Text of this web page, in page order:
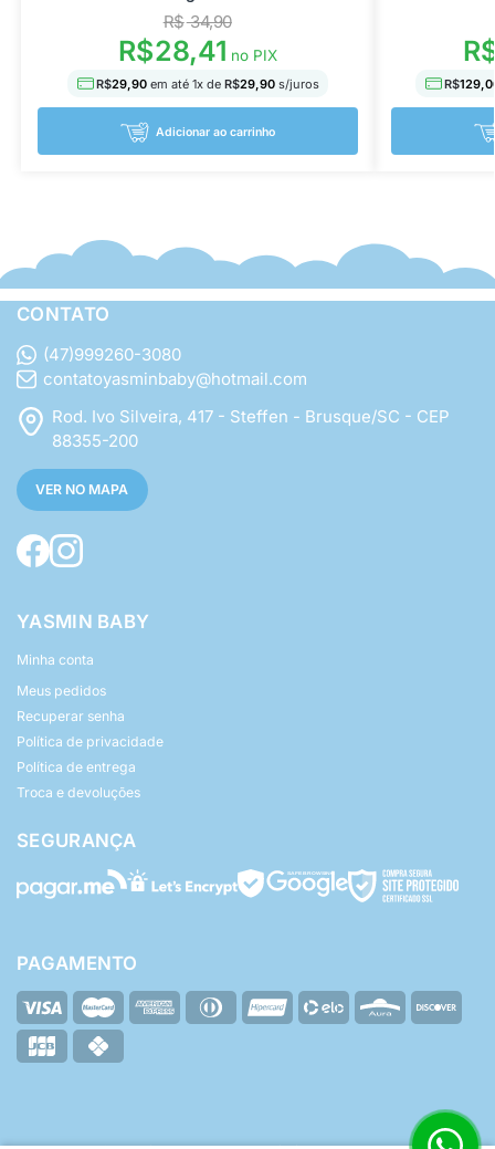
R$34,90
R$28,41 no PIX
R$29,90 em até 1x de R$29,90s/juros
Adicionar ao carrinho
R$
CONTATO
(47)999260-3080
contatoyasminbaby@hotmail.com
Rod. Ivo Silveira, 417 - Steffen - Brusque/SC - CEP
88355-200
VER NO MAPA
YASMIN BABY
Minha conta
Meus pedidos
Recuperar senha
Política de privacidade
Política de entrega
Troca e devoluções
SEGURANÇA
PAGAMENTO